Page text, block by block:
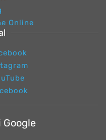
Online
Google